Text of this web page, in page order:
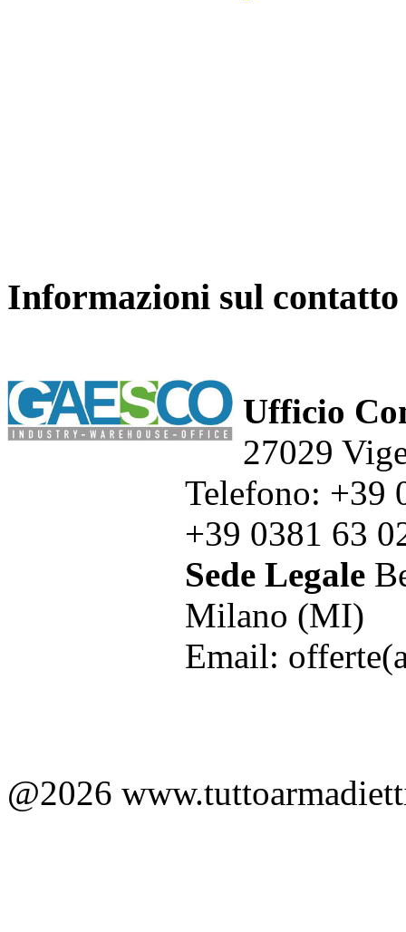
Informazioni sul contatto
Ufficio
27029
Telefono: +39
+39 0381 63
Sede Legale
Milano (MI)
Email:
@2026